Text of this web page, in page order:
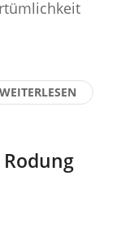
WEITERLESEN